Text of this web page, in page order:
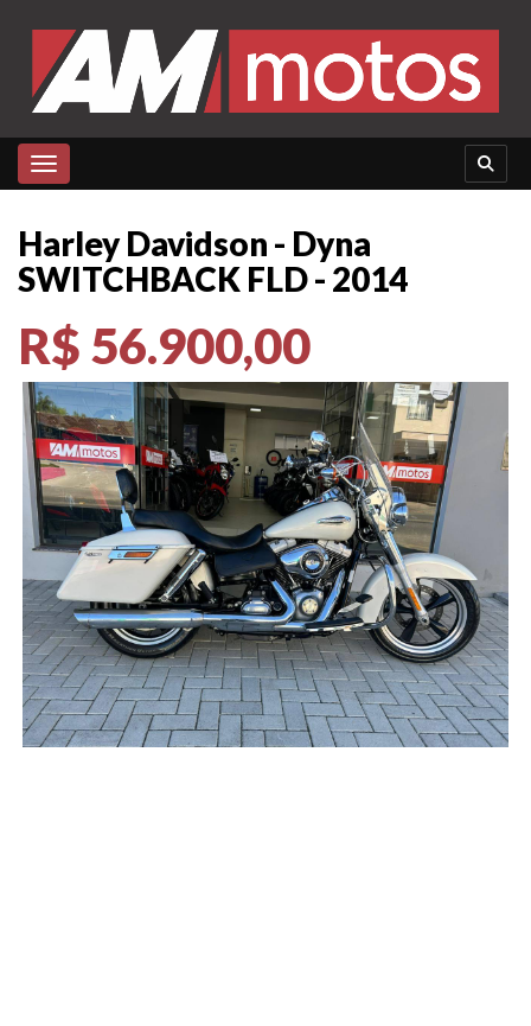
Toggle navigation
Harley Davidson - Dyna
SWITCHBACK FLD - 2014
R$ 56.900,00